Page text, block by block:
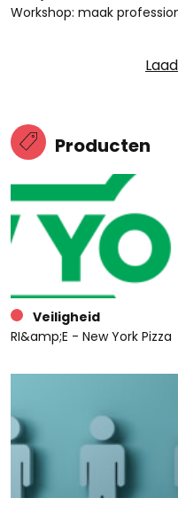
Workshop: maak
Producten
Veiligheid
RI&amp;E - New York Pizza